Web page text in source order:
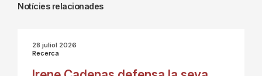
Notícies relacionades
28 juliol 2026
Recerca